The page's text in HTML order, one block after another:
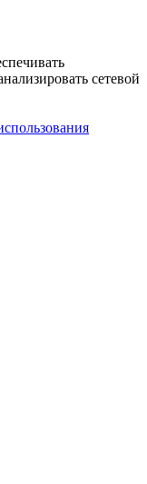
сетевой